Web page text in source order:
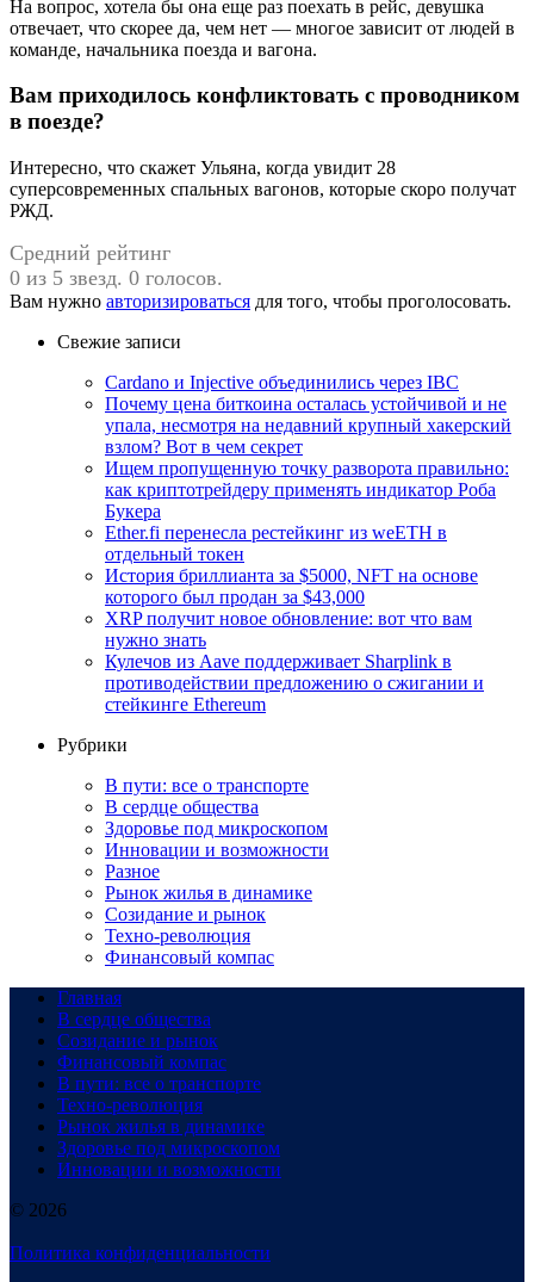
На вопрос, хотела бы она еще раз поехать в рейс, девушка
отвечает, что скорее да, чем нет — многое зависит от людей в
команде, начальника поезда и вагона.
Вам приходилось конфликтовать с проводником
в поезде?
Интересно, что скажет Ульяна, когда увидит 28
суперсовременных спальных вагонов, которые скоро получат
РЖД.
Средний рейтинг
0 из 5 звезд. 0 голосов.
Вам нужно авторизироваться для того, чтобы проголосовать.
Свежие записи
Cardano и Injective объединились через IBC
Почему цена биткоина осталась устойчивой и не
упала, несмотря на недавний крупный хакерский
взлом? Вот в чем секрет
Ищем пропущенную точку разворота правильно:
как криптотрейдеру применять индикатор Роба
Букера
Ether.fi перенесла рестейкинг из weETH в
отдельный токен
История бриллианта за $5000, NFT на основе
которого был продан за $43,000
XRP получит новое обновление: вот что вам
нужно знать
Кулечов из Aave поддерживает Sharplink в
противодействии предложению о сжигании и
стейкинге Ethereum
Рубрики
В пути: все о транспорте
В сердце общества
Здоровье под микроскопом
Инновации и возможности
Разное
Рынок жилья в динамике
Созидание и рынок
Техно-революция
Финансовый компас
Главная
В сердце общества
Созидание и рынок
Финансовый компас
В пути: все о транспорте
Техно-революция
Рынок жилья в динамике
Здоровье под микроскопом
Инновации и возможности
© 2026
Политика конфиденциальности